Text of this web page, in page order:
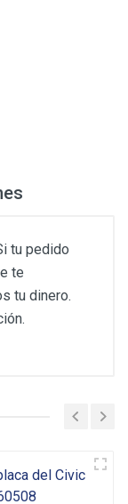
tu pedido
te
tu dinero.